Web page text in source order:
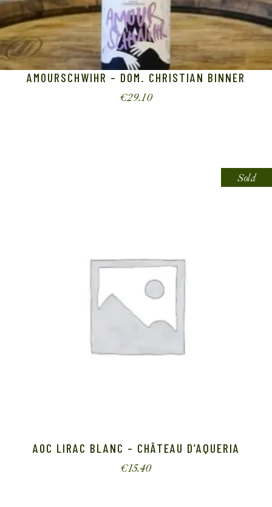
AMOURSCHWIHR – DOM. CHRISTIAN BINNER
€29.10
Sold
AOC LIRAC BLANC – CHÂTEAU D’AQUERIA
€15.40